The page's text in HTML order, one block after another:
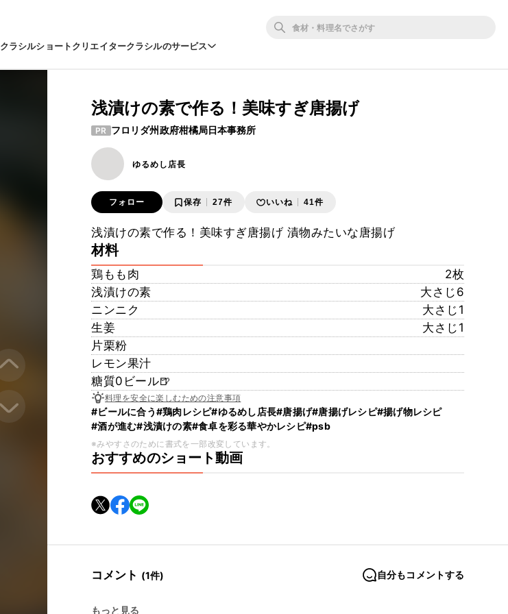
クラシルショートクリエイタークラシルのサービス
浅漬けの素で作る！美味すぎ唐揚げ
PR フロリダ州政府柑橘局日本事務所
ゆるめし店長
フォロー 保存 27件 いいね 41件
浅漬けの素で作る！美味すぎ唐揚げ 漬物みたいな唐揚げ
材料
鶏もも肉
2枚
浅漬けの素
大さじ6
ニンニク
大さじ1
生姜
大さじ1
片栗粉
レモン果汁
糖質0ビール🍺
料理を安全に楽しむための注意事項
#ビールに合う#鶏肉レシピ#ゆるめし店長#唐揚げ#唐揚げレシピ#揚げ物レシピ
#酒が進む#浅漬けの素#食卓を彩る華やかレシピ#psb
※みやすさのために書式を一部改変しています。
おすすめのショート動画
コメント (1件) 自分もコメントする
もっと見る